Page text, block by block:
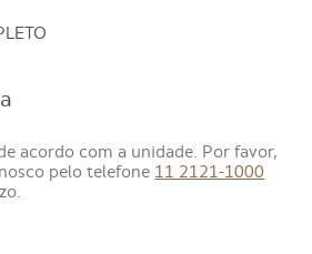
Magnética Arterial
Magnética é possível diagnosticar
acordo com a unidade. Por favor,
pelo telefone 11 2121-1000